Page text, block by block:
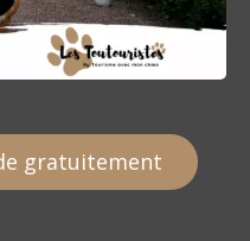
gratuitement